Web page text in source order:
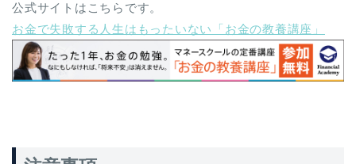
公式サイトはこちらです。
お金で失敗する人生はもったいない「お金の教養講座」